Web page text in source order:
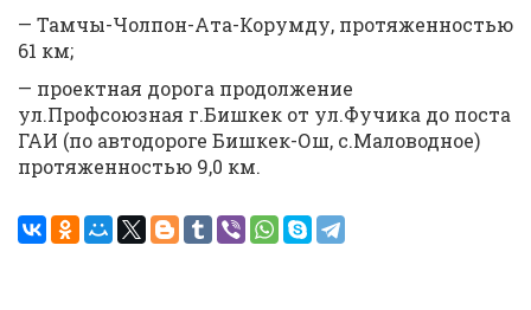
— Тамчы-Чолпон-Ата-Корумду, протяженностью
61 км;
— проектная дорога продолжение
ул.Профсоюзная г.Бишкек от ул.Фучика до поста
ГАИ (по автодороге Бишкек-Ош, с.Маловодное)
протяженностью 9,0 км.